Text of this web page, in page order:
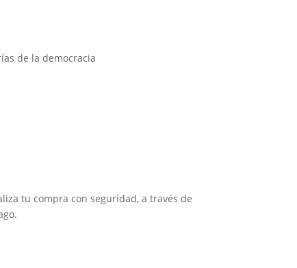
de la democracia
tu compra con seguridad, a través de